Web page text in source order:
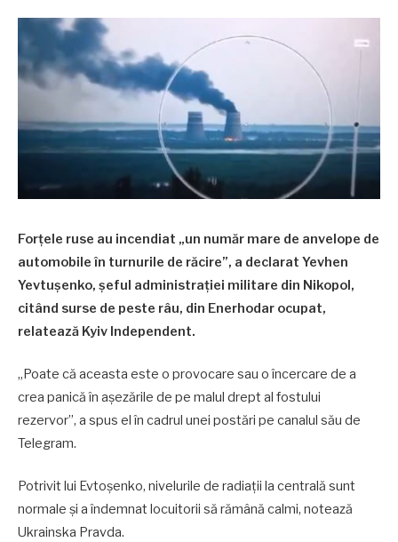
Forțele ruse au incendiat „un număr mare de anvelope de
automobile în turnurile de răcire”, a declarat Yevhen
Yevtuşenko, șeful administrației militare din Nikopol,
citând surse de peste râu, din Enerhodar ocupat,
relatează Kyiv Independent.
„Poate că aceasta este o provocare sau o încercare de a
crea panică în așezările de pe malul drept al fostului
rezervor”, a spus el în cadrul unei postări pe canalul său de
Telegram.
Potrivit lui Evtoșenko, nivelurile de radiații la centrală sunt
normale și a îndemnat locuitorii să rămână calmi, notează
Ukrainska Pravda.